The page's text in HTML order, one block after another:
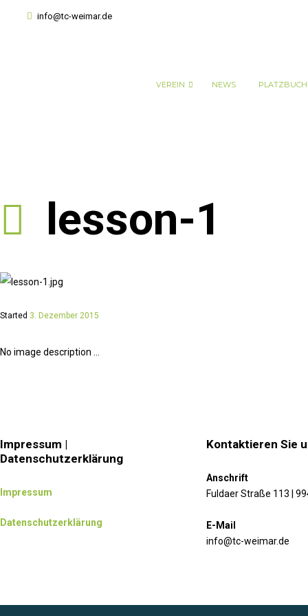
info@tc-weimar.de
VEREIN NEWS
lesson-1
Started 3. Dezember 2015
No image description ...
Impressum |
Datenschutzerklärung
Impressum
Datenschutzerklärung
Kontaktieren Sie
Anschrift
Fuldaer Straße 113 |
E-Mail
info@tc-weimar.de